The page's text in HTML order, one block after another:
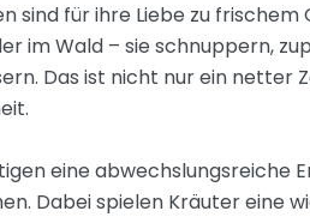
sind für ihre Liebe zu
im Wald – sie schnuppern,
Das ist nicht nur ein netter
eine abwechslungsreiche
Dabei spielen Kräuter eine